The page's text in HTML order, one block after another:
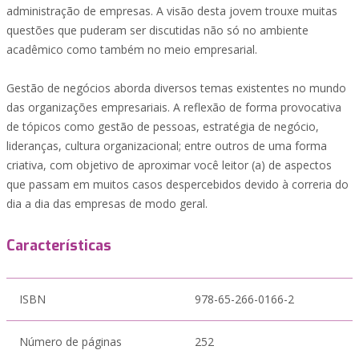
administração de empresas. A visão desta jovem trouxe muitas
questões que puderam ser discutidas não só no ambiente
acadêmico como também no meio empresarial.
Gestão de negócios aborda diversos temas existentes no mundo
das organizações empresariais. A reflexão de forma provocativa
de tópicos como gestão de pessoas, estratégia de negócio,
lideranças, cultura organizacional; entre outros de uma forma
criativa, com objetivo de aproximar você leitor (a) de aspectos
que passam em muitos casos despercebidos devido à correria do
dia a dia das empresas de modo geral.
Características
ISBN 978-65-266-0166-2
Número de páginas 252